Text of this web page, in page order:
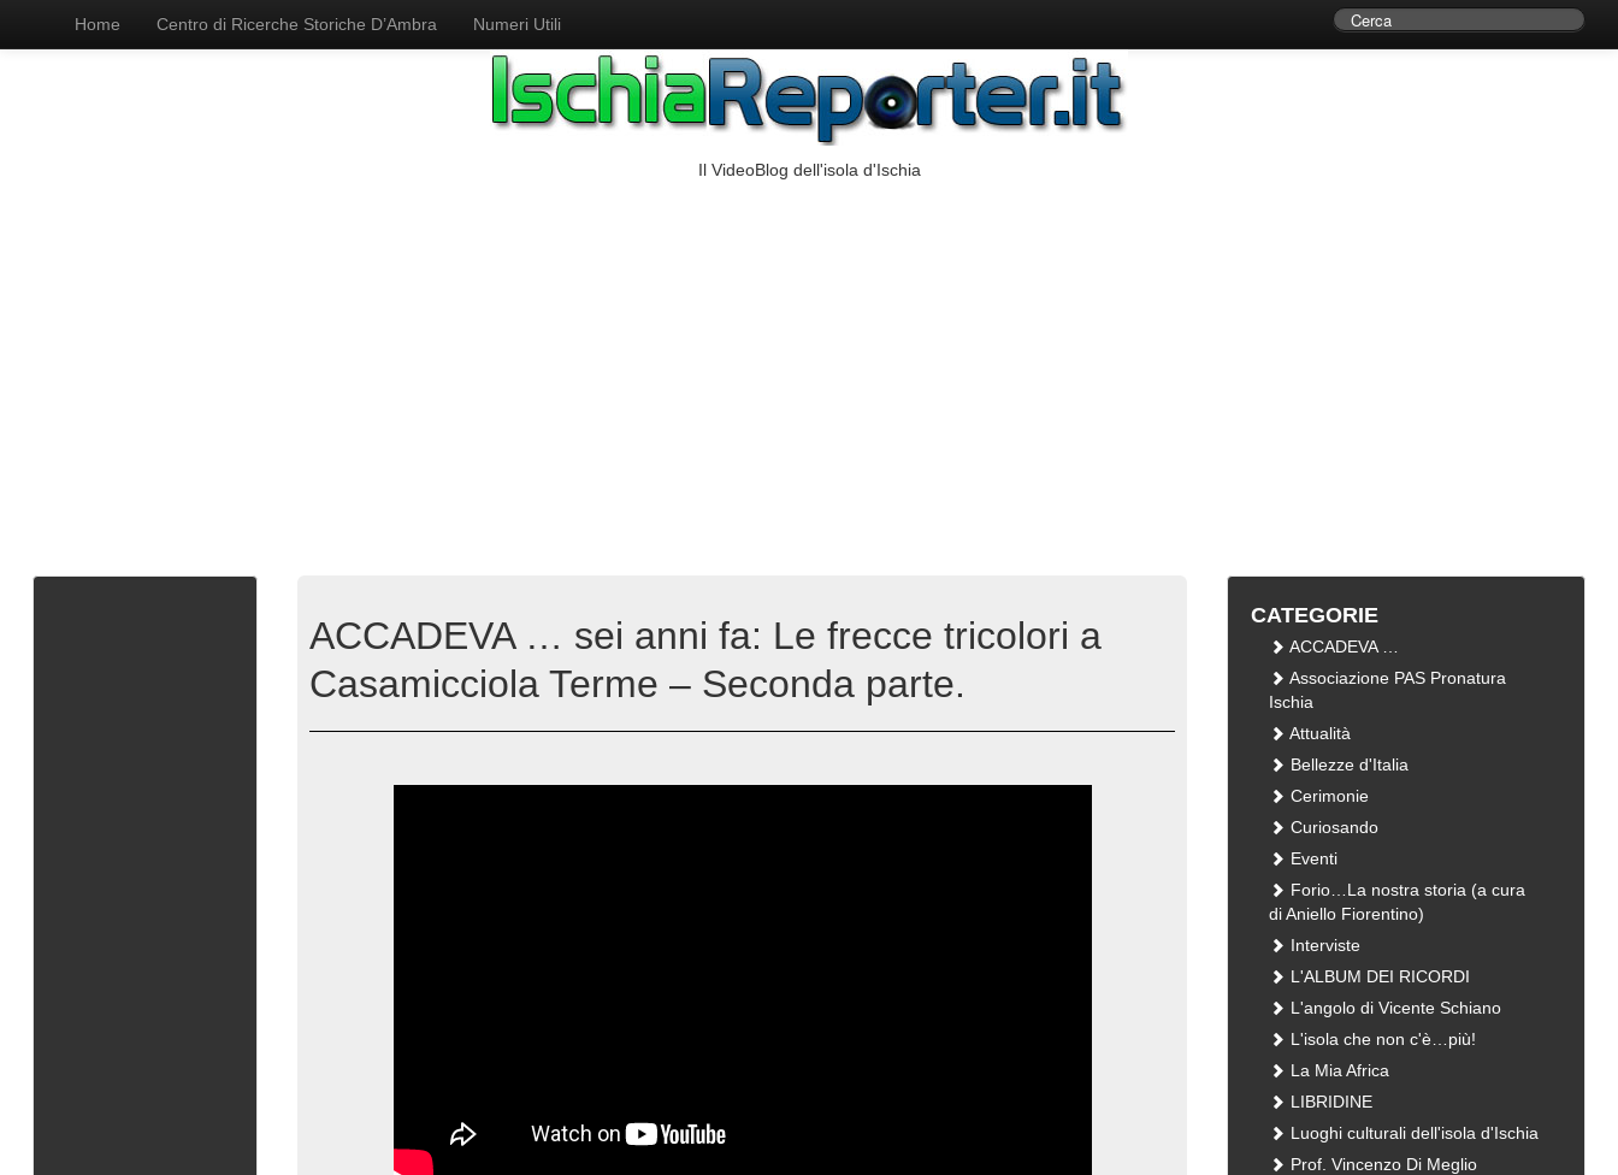
Home Centro di Ricerche Storiche D’Ambra Numeri Utili
Il VideoBlog dell'isola d'Ischia
ACCADEVA … sei anni fa: Le frecce tricolori a
Casamicciola Terme – Seconda parte.
CATEGORIE
ACCADEVA …
Associazione PAS Pronatura
Ischia
Attualità
Bellezze d'Italia
Cerimonie
Curiosando
Eventi
Forio…La nostra storia (a cura
di Aniello Fiorentino)
Interviste
L'ALBUM DEI RICORDI
L'angolo di Vicente Schiano
L'isola che non c'è…più!
La Mia Africa
LIBRIDINE
Luoghi culturali dell'isola d'Ischia
Prof. Vincenzo Di Meglio